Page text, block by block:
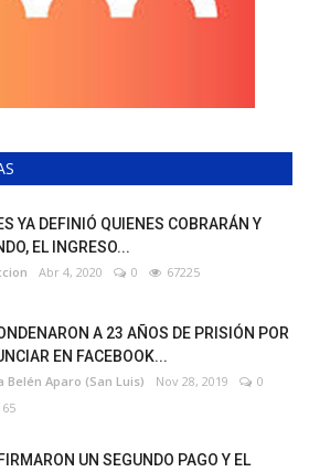
YA DEFINIÓ QUIENES COBRARÁN Y
EL INGRESO...
Abr 4, 2020 0 67225
A 23 AÑOS DE PRISIÓN POR
EN FACEBOOK...
Belén Aparo (San Luis) Nov 28, 2019
0
UN SEGUNDO PAGO Y EL